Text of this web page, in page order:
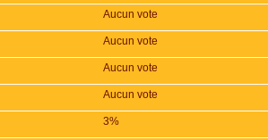
Aucun vote
Aucun vote
Aucun vote
Aucun vote
3%